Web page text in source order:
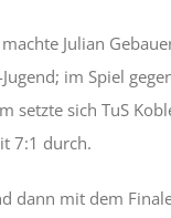
Julian
im Spiel
setzte sich TuS
7:1 durch.
dann mit dem